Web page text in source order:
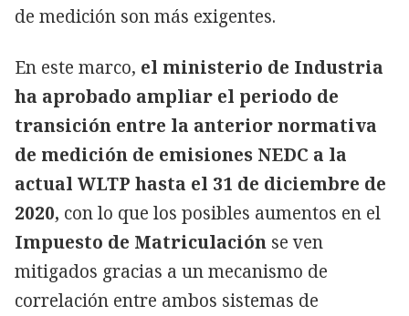
de medición son más exigentes.
En este marco, el ministerio de Industria
ha aprobado ampliar el periodo de
transición entre la anterior normativa
de medición de emisiones NEDC a la
actual WLTP hasta el 31 de diciembre de
2020, con lo que los posibles aumentos en el
Impuesto de Matriculación se ven
mitigados gracias a un mecanismo de
correlación entre ambos sistemas de